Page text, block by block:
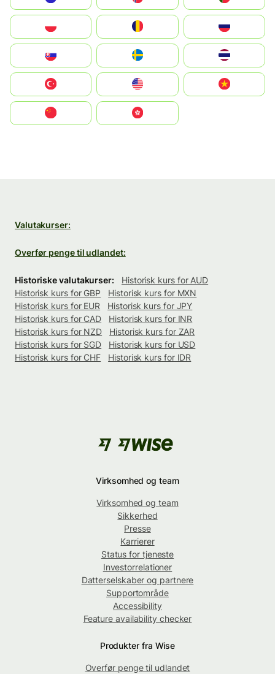
United States
中國香港特別行政區
Valutakurser:
Overfør penge til udlandet:
Historiske valutakurser:
Historisk kurs for AUD
Historisk kurs for GBP
Historisk kurs for MXN
Historisk kurs for EUR
Historisk kurs for JPY
Historisk kurs for CAD
Historisk kurs for INR
Historisk kurs for NZD
Historisk kurs for ZAR
Historisk kurs for SGD
Historisk kurs for USD
Historisk kurs for CHF
Historisk kurs for IDR
Virksomhed og team
Virksomhed og team
Sikkerhed
Presse
Karrierer
Status for tjeneste
Investorrelationer
Datterselskaber og partnere
Supportområde
Accessibility
Feature availability checker
Produkter fra Wise
Overfør penge til udlandet